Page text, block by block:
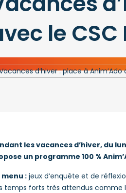
le CSC
les vacances d’hiver, du
un programme 100 %
menu : jeux d’enquête et de
temps forts très attendus comme